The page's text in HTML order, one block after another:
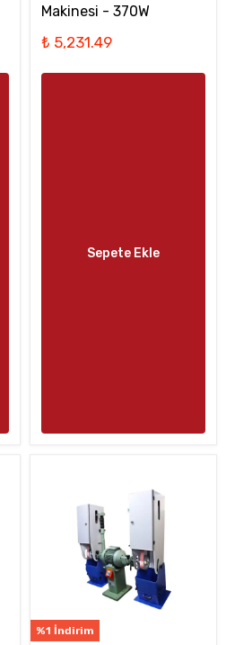
Makinesi - 370W
₺ 5,231.49
Sepete Ekle
%1 İndirim